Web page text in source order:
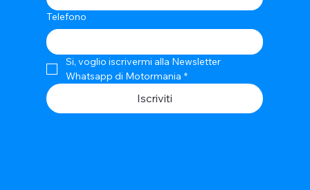
Telefono
Si, voglio iscrivermi alla Newsletter
Whatsapp di Motormania *
Iscriviti